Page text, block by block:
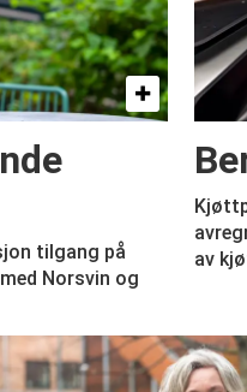
tilgang på
Norsvin og
av